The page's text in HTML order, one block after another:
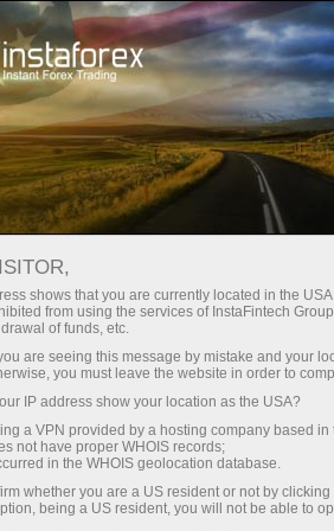
InstaForex билан сиз
эга бўласиз: 1:5000 гача
елкаси, бозордаги энг
спред ва
шунингдек акциялар ва
индекслар билан савдо
учун қулай шартлар.
Кичик
Ҳар бир депозит учун
30% бонус
Савдода
ва трассада тезлик
shows that you are currently located in the
from using the services of InstaFintech
of funds, etc.
are seeing this message by mistake and your
you must leave the website in order to
IP address show your location as the USA?
a VPN provided by a hosting company based in
not have proper WHOIS records;
in the WHOIS geolocation database.
whether you are a US resident or not by
being a US resident, you will not be able to